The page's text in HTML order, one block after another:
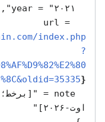
  url =
index.php
?
%8C&oldid=35335}